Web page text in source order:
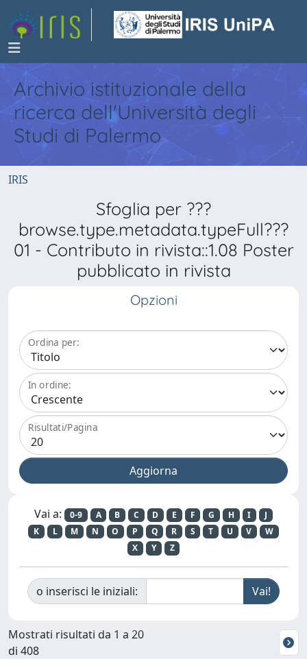
Archivio istituzionale della
ricerca dell'Università degli
Studi di Palermo
IRIS
Sfoglia per ???
browse.type.metadata.typeFull???
01 - Contributo in rivista::1.08 Poster
pubblicato in rivista
Opzioni
Ordina per:
In ordine:
Risultati/Pagina
Vai a: 0-9 A B C D E F G H I
J
K
L M N O P Q R S T U V
W
X
Y Z
o inserisci le iniziali:
Mostrati risultati da 1 a 20
di 408